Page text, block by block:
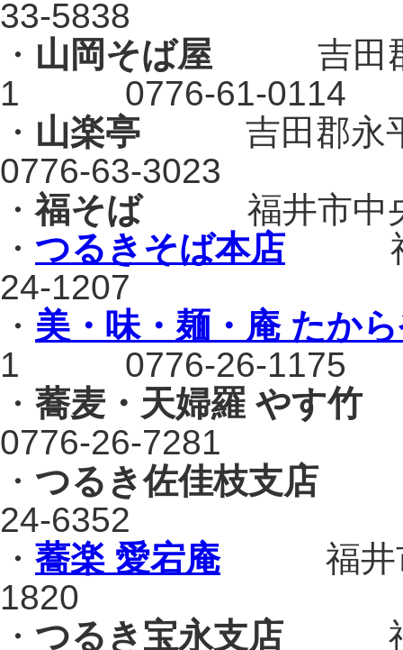
33-5838
・ 山岡そば屋 吉田郡
1 0776-61-0114
・ 山楽亭 吉田郡永
0776-63-3023
・福そば福井市中央
・ つるきそば本店福井
24-1207
・ 美・味・麺・庵 たか
1 0776-26-1175
・ 蕎麦・天婦羅 やす竹
0776-26-7281
・ つるき佐佳枝支店
24-6352
・ 蕎楽 愛宕庵福井市
1820
・ つるき宝永支店 福